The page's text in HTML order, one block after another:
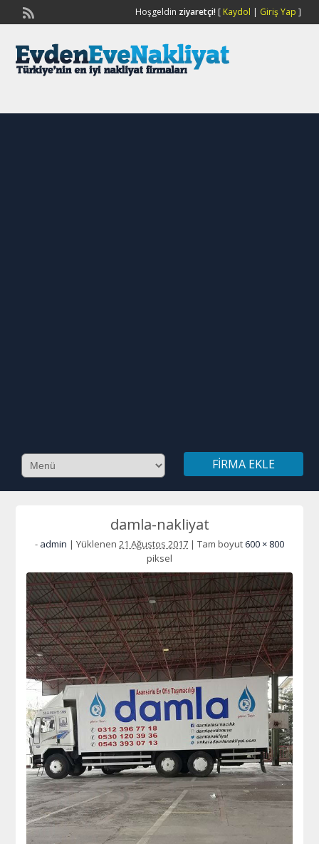
Hoşgeldin ziyaretçi![ Kaydol | Giriş Yap ]
FIRMA EKLE
damla-nakliyat
- admin | Yüklenen 21 Ağustos 2017 | Tam boyut 600 × 800
piksel